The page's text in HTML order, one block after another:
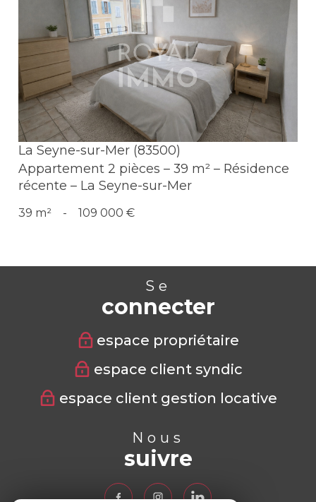
Voir le bien
La Seyne-sur-Mer (83500)
Appartement 2 pièces – 39 m² – Résidence
récente – La Seyne-sur-Mer
39 m² - 109 000 €
Se
connecter
espace propriétaire
espace client syndic
espace client gestion locative
Nous
suivre